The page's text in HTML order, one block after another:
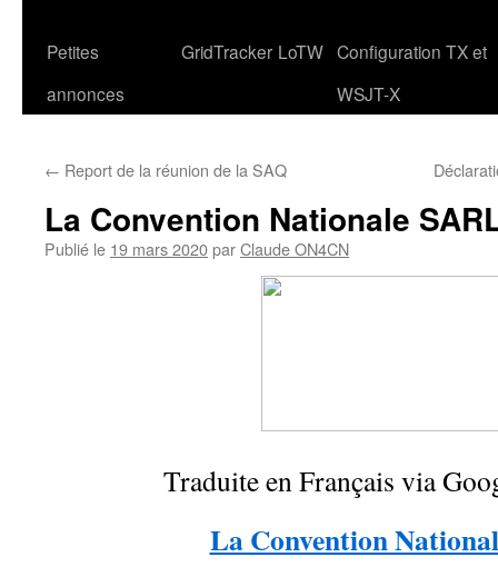
Petites
annonces
GridTracker LoTW Configuration TX et
WSJT-X
← Report de la réunion de la SAQ
La Convention Nationale
Publié le 19 mars 2020parClaude ON4CN
Traduite en Français via
La Convention